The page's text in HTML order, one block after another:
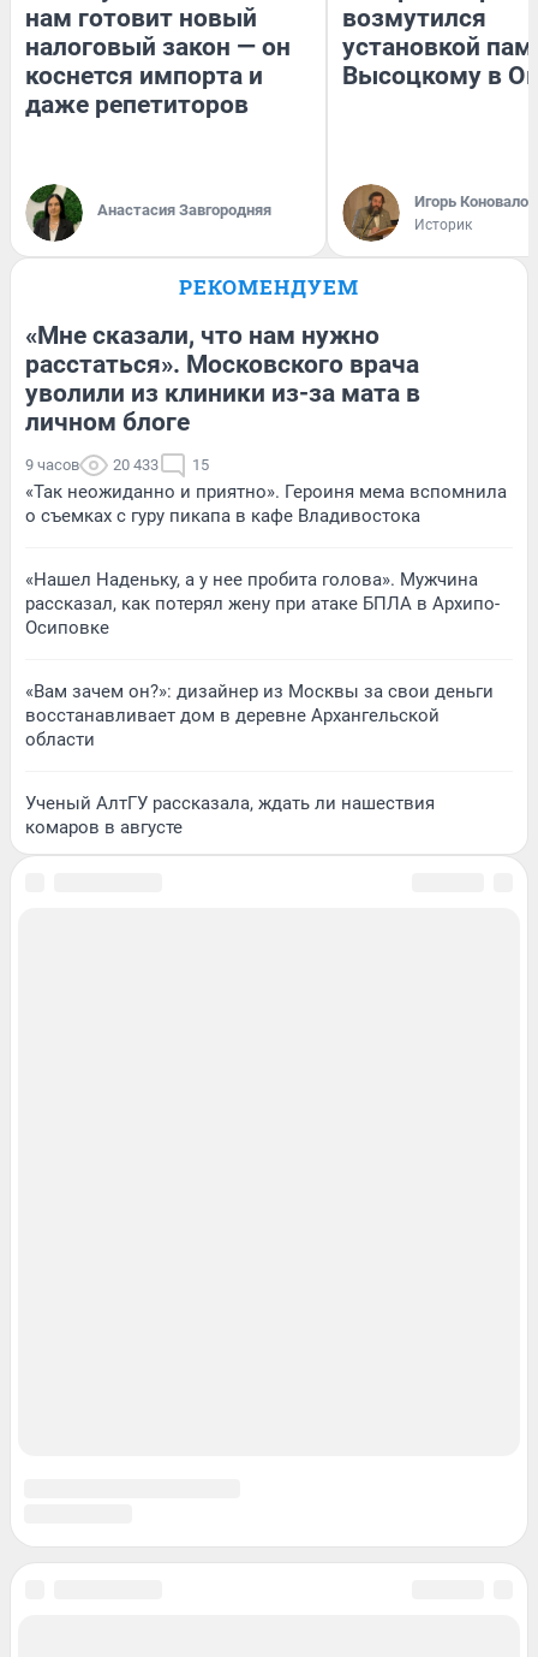
нам готовит новый
налоговый закон — он
коснется импорта и
даже репетиторов
Анастасия Завгородняя
возмутился
установкой
Высоцкому в
Игорь Коновалов
Историк
РЕКОМЕНДУЕМ
«Мне сказали, что нам нужно
расстаться». Московского врача
уволили из клиники из-за мата в
личном блоге
9 часов 20 433 15
«Так неожиданно и приятно». Героиня мема вспомнила
о съемках с гуру пикапа в кафе Владивостока
«Нашел Наденьку, а у нее пробита голова». Мужчина
рассказал, как потерял жену при атаке БПЛА в Архипо-
Осиповке
«Вам зачем он?»: дизайнер из Москвы за свои деньги
восстанавливает дом в деревне Архангельской
области
Ученый АлтГУ рассказала, ждать ли нашествия
комаров в августе